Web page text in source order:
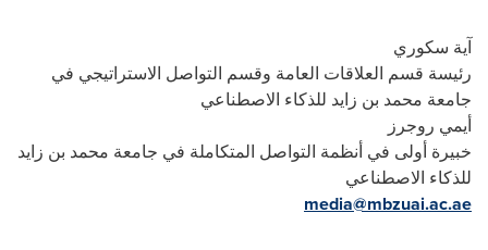
آية سكوري
رئيسة قسم العلاقات العامة وقسم التواصل الاستراتيجي في
جامعة محمد بن زايد للذكاء الاصطناعي
أيمي روجرز
خبيرة أولى في أنظمة التواصل المتكاملة في جامعة محمد بن زايد
للذكاء الاصطناعي
media@mbzuai.ac.ae